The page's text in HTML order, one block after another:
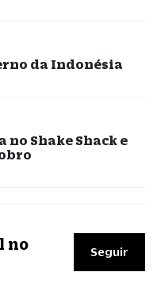
da Indonésia
Shake Shack e
no
Seguir